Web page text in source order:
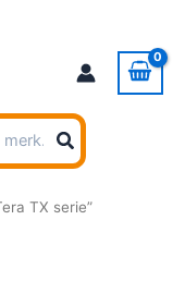
TX serie”